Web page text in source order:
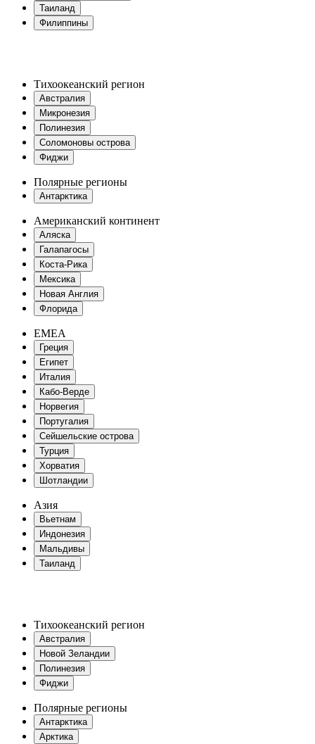
Таиланд
Филиппины
Тихоокеанский регион
Австралия
Микронезия
Полинезия
Соломоновы острова
Фиджи
Полярные регионы
Антарктика
Американский континент
Аляска
Галапагосы
Коста-Рика
Мексика
Новая Англия
Флорида
EMEA
Греция
Египет
Италия
Кабо-Верде
Норвегия
Португалия
Сейшельские острова
Турция
Хорватия
Шотландии
Азия
Вьетнам
Индонезия
Мальдивы
Таиланд
Тихоокеанский регион
Австралия
Новой Зеландии
Полинезия
Фиджи
Полярные регионы
Антарктика
Арктика